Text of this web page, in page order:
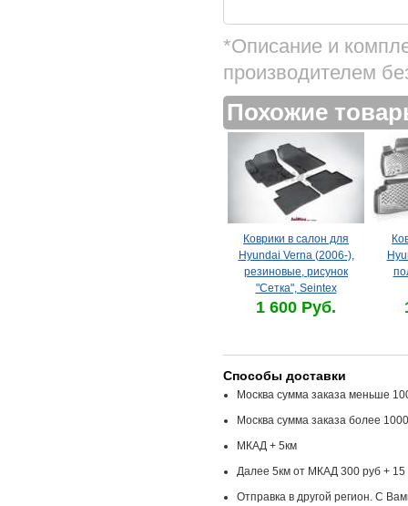
*Описание и
производителем
Похожие
Коврики в салон для
Hyundai Verna (2006-),
резиновые, рисунок
"Сетка", Seintex
1 600 Руб.
Способы доставки
Москва сумма заказа меньше
Москва сумма заказа более
МКАД + 5км
Далее 5км от МКАД 300 руб + 15
Отправка в другой регион. С